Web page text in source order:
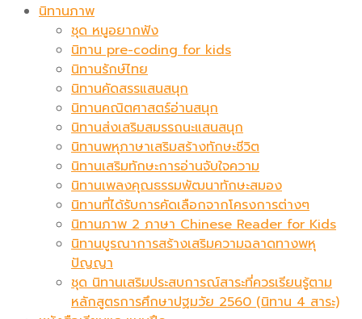
นิทานภาพ
ชุด หนูอยากฟัง
นิทาน pre-coding for kids
นิทานรักษ์ไทย
นิทานคัดสรรแสนสนุก
นิทานคณิตศาสตร์อ่านสนุก
นิทานส่งเสริมสมรรถนะแสนสนุก
นิทานพหุภาษาเสริมสร้างทักษะชีวิต
นิทานเสริมทักษะการอ่านจับใจความ
นิทานเพลงคุณธรรมพัฒนาทักษะสมอง
นิทานที่ได้รับการคัดเลือกจากโครงการต่างๆ
นิทานภาพ 2 ภาษา Chinese Reader for Kids
นิทานบูรณาการสร้างเสริมความฉลาดทางพหุ
ปัญญา
ชุด นิทานเสริมประสบการณ์สาระที่ควรเรียนรู้ตาม
หลักสูตรการศึกษาปฐมวัย 2560 (นิทาน 4 สาระ)